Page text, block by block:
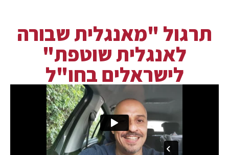
תרגול "מאנגלית שבורה
לאנגלית שוטפת"
לישראלים בחו"ל